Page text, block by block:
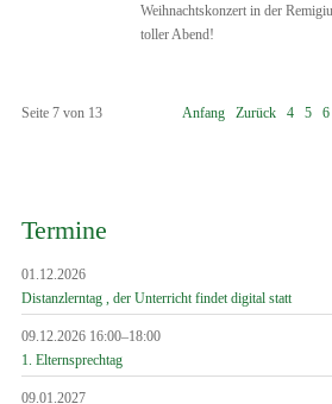
Weihnachtskonzert in der
toller Abend!
Seite 7 von 13 Anfang Zurück 4 5 6
Termine
01.12.2026
Distanzlerntag , der Unterricht findet digital statt
09.12.2026 16:00–18:00
1. Elternsprechtag
09.01.2027